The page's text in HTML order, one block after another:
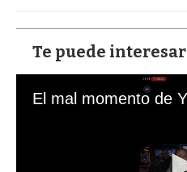
Te puede interesar